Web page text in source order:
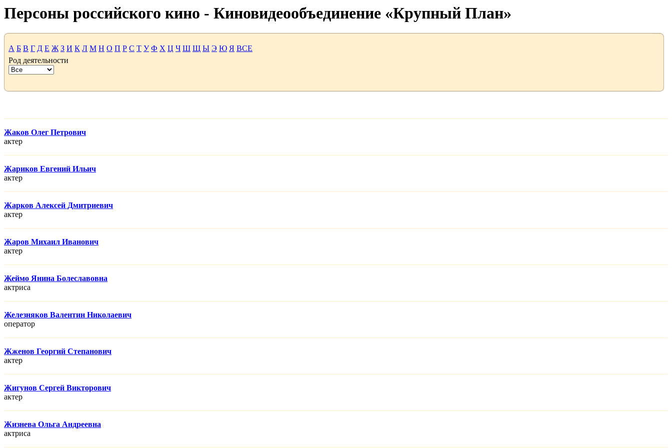
Персоны российского кино - Киновидеообъединение «Крупный План»
А Б В Г Д Е Ж З И К Л М Н О П Р С Т У Ф Х Ц Ч Ш Щ Ы Э Ю Я ВСЕ
Род деятельности
Жаков Олег Петрович
актер
Жариков Евгений Ильич
актер
Жарков Алексей Дмитриевич
актер
Жаров Михаил Иванович
актер
Жеймо Янина Болеславовна
актриса
Железняков Валентин Николаевич
оператор
Жженов Георгий Степанович
актер
Жигунов Сергей Викторович
актер
Жизнева Ольга Андреевна
актриса